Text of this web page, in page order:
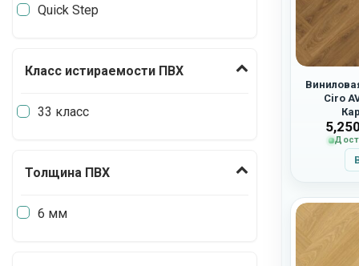
Quick Step
Класс истираемости ПВХ
33 класс
Толщина ПВХ
6 мм
Ciro